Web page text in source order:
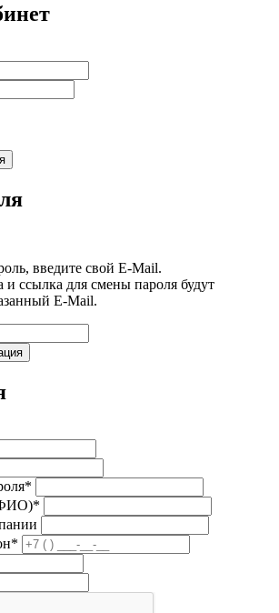
введите свой E-Mail.
и ссылка для смены пароля будут
E-Mail.